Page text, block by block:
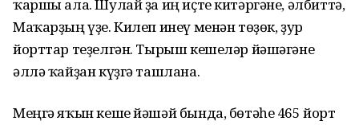
ҡаршы ала. Шулай ҙа иң иҫте китәргәне, әлбиттә,
Маҡарҙың үҙе. Килеп инеү менән төҙөк, ҙур
йорттар теҙелгән. Тырыш кешеләр йәшәгәне
әллә ҡайҙан күҙгә ташлана.
Меңгә яҡын кеше йәшәй бында, бөтәһе 465 йорт